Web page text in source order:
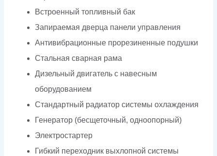
Встроенный топливный бак
Запираемая дверца панели управления
Антивибрационные прорезиненные подушки
Стальная сварная рама
Дизельный двигатель с навесным
оборудованием
Стандартный радиатор системы охлаждения
Генератор (бесщеточный, одноопорный)
Электростартер
Гибкий переходник выхлопной системы